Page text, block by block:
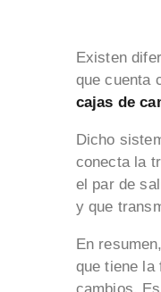
Existen
que cuenta
cajas de
Dicho
conecta la
el par de
y que
En resumen,
que tiene la